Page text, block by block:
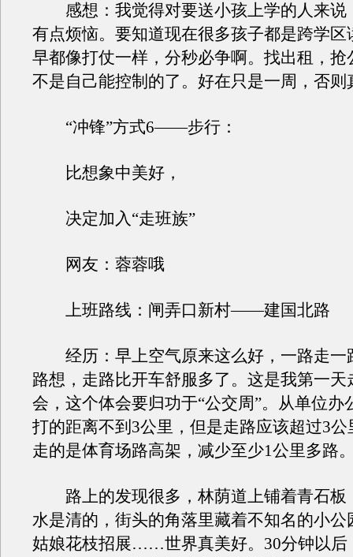
感想：我觉得对要送小孩上学的人来说
有点烦恼。要知道现在很多孩子都是跨学区
早都像打仗一样，分秒必争啊。找出租，抢
不是自己能控制的了。好在只是一周，否则
“冲锋”方式6——步行：
比想象中美好，
决定加入“走班族”
网友：蓉蓉哦
上班路线：闸弄口新村——建国北路
经历：早上空气原来这么好，一路走一
路想，走路比开车舒服多了。这是我第一天
会，这个体会要归功于“公交周”。从单位办
打的距离不到3公里，但是走路应该超过3
走的是体育场路高架，减少至少1公里多路
路上的发现很多，林荫道上铺着青石板
水是清的，街头的角落里藏着不知名的小公
姑娘花枝招展……世界真美好。30分钟以后